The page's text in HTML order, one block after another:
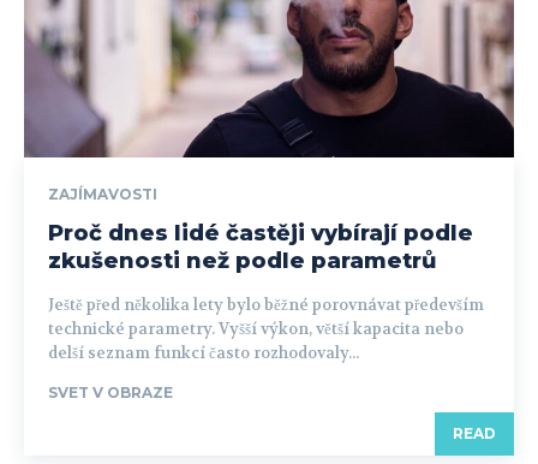
ZAJÍMAVOSTI
Proč dnes lidé častěji vybírají podle
zkušenosti než podle parametrů
Ještě před několika lety bylo běžné porovnávat především
technické parametry. Vyšší výkon, větší kapacita nebo
delší seznam funkcí často rozhodovaly...
SVET V OBRAZE
READ